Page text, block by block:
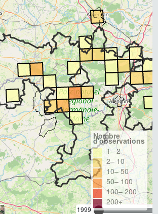
1999
Nombre
d'observations
1– 2
2– 10
10– 50
50– 100
100– 200
200+